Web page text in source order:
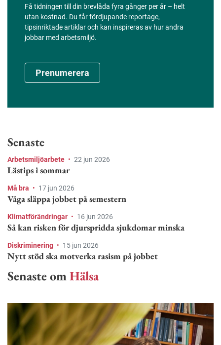
Få tidningen till din brevlåda fyra gånger per år – helt
utan kostnad. Du får fördjupande reportage,
tipsinriktade artiklar och kan inspireras av hur andra
jobbar med arbetsmiljö.
Prenumerera
Senaste
Arbetsmiljöarbete • 22 jun 2026
Lästips i sommar
Må bra • 17 jun 2026
Våga släppa jobbet på semestern
Klimatförändringar • 16 jun 2026
Så kan risken för djurspridda sjukdomar minska
Diskriminering • 15 jun 2026
Nytt stöd ska motverka rasism på jobbet
Senaste omHälsa